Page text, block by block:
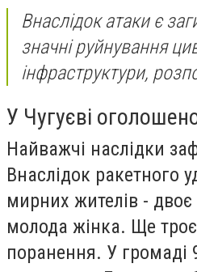
Внаслідок атаки є
значні руйнування
інфраструктури,
У Чугуєві
Найважчі наслідки
Внаслідок ракетного
мирних жителів - двоє
молода жінка. Ще
поранення. У громаді